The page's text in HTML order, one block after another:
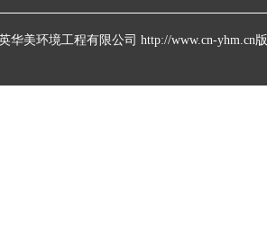
英华美环境工程有限公司 http://www.cn-